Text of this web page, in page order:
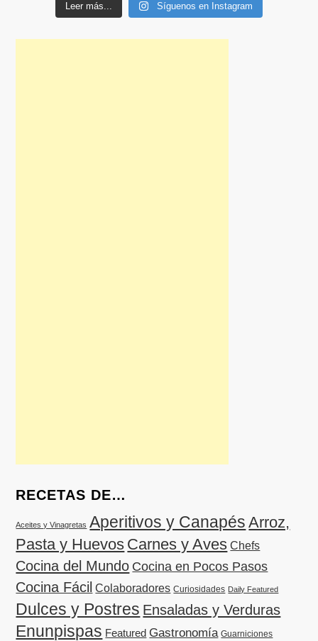
Leer más... Síguenos en Instagram
RECETAS DE…
Aceites y Vinagretas Aperitivos y Canapés Arroz,
Pasta y Huevos Carnes y Aves Chefs
Cocina del Mundo Cocina en Pocos Pasos
Cocina Fácil Colaboradores Curiosidades Daily Featured
Dulces y Postres Ensaladas y Verduras
Enunpispas Featured Gastronomía Guarniciones